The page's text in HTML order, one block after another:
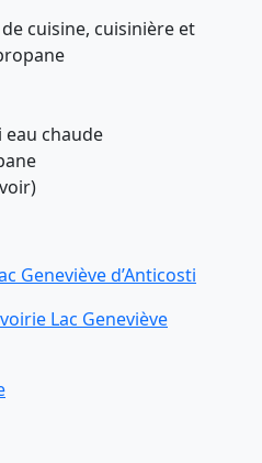
cuisine, cuisinière et
eau chaude